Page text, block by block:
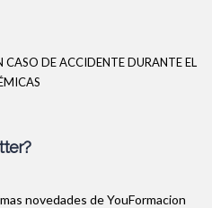
DE ACCIDENTE DURANTE EL
novedades de YouFormacion